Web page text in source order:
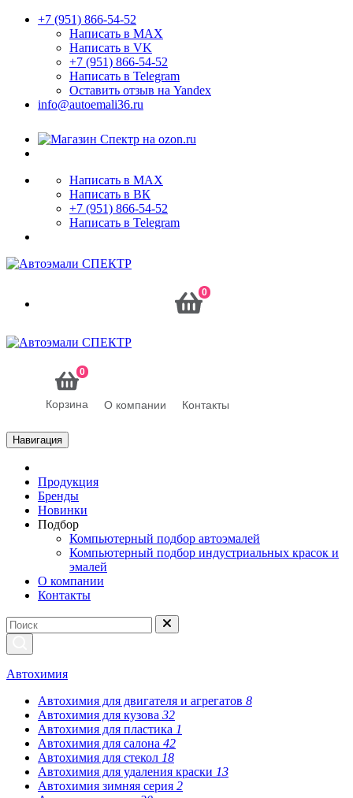
+7 (951) 866-54-52
Написать в MAX
Написать в VK
+7 (951) 866-54-52
Написать в Telegram
Оставить отзыв на Yandex
info@autoemali36.ru
Написать в MAX
Написать в ВК
+7 (951) 866-54-52
Написать в Telegram
0
0
Корзина О компании Контакты
Навигация
Продукция
Бренды
Новинки
Подбор
Компьютерный подбор автоэмалей
Компьютерный подбор индустриальных красок и
эмалей
О компании
Контакты
Автохимия
Автохимия для двигателя и агрегатов 8
Автохимия для кузова 32
Автохимия для пластика 1
Автохимия для салона 42
Автохимия для стекол 18
Автохимия для удаления краски 13
Автохимия зимняя серия 2